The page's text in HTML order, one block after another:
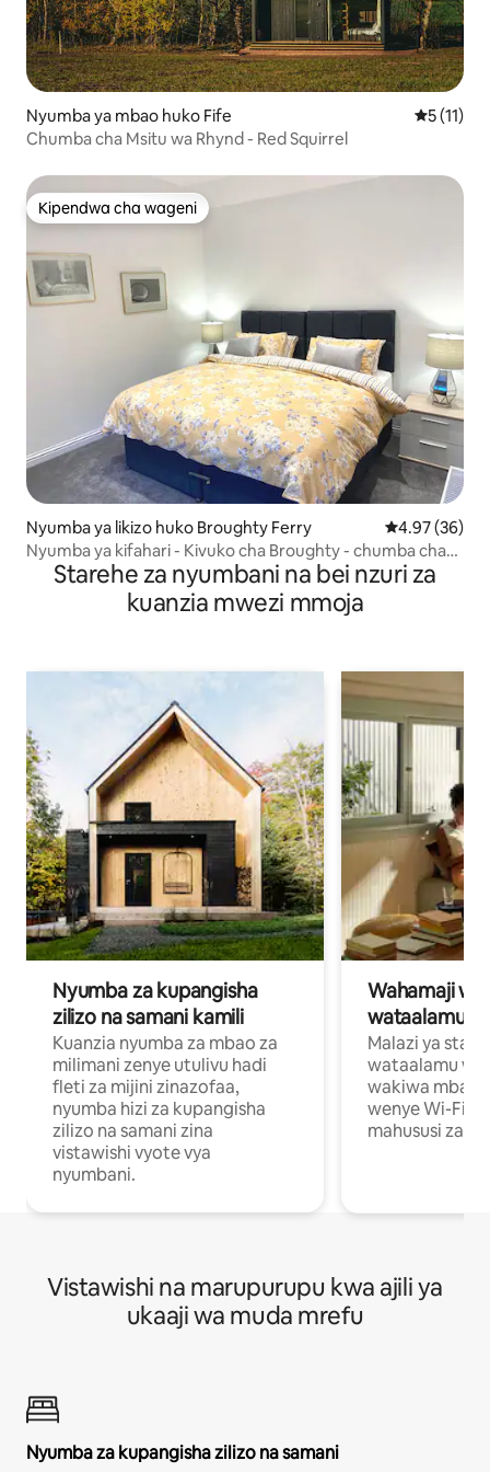
Nyumba ya mbao huko Fife Ukadiriaji
5 (11)
Chumba cha Msitu wa Rhynd - Red Squirrel
Kipendwa cha wageni
Kipendwa cha wageni
Nyumba ya likizo huko Broughty Ferry Ukadiriaji wa
4.97 (36)
Nyumba ya kifahari - Kivuko cha Broughty - chumba cha
kulala 1
Starehe za nyumbani na bei nzuri za
kuanzia mwezi mmoja
Nyumba za kupangisha
zilizo na samani kamili
Kuanzia nyumba za mbao za
milimani zenye utulivu hadi
fleti za mijini zinazofaa,
nyumba hizi za kupangisha
zilizo na samani zina
vistawishi vyote vya
nyumbani.
Wahamaji
wataalamu
Malazi ya
wataalamu
wakiwa mbali
wenye Wi-Fi
mahususi za
Vistawishi na marupurupu kwa ajili ya
ukaaji wa muda mrefu
Nyumba za kupangisha zilizo na samani